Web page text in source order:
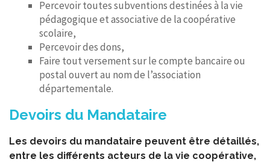
Percevoir toutes subventions destinées à la vie
pédagogique et associative de la coopérative
scolaire,
Percevoir des dons,
Faire tout versement sur le compte bancaire ou
postal ouvert au nom de l’association
départementale.
Devoirs du Mandataire
Les devoirs du mandataire peuvent être détaillés,
entre les différents acteurs de la vie coopérative,